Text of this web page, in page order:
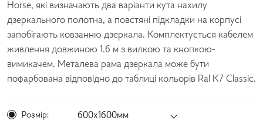
Horse, які визначають два варіанти кута нахилу
дзеркального полотна, а повстяні підкладки на корпусі
запобігають ковзанню дзеркала. Комплектується кабелем
живлення довжиною 1.6 м з вилкою та кнопкою-
вимикачем. Металева рама дзеркала може бути
пофарбована відповідно до таблиці кольорів Ral K7 Classic.
Розмір: 600х1600мм